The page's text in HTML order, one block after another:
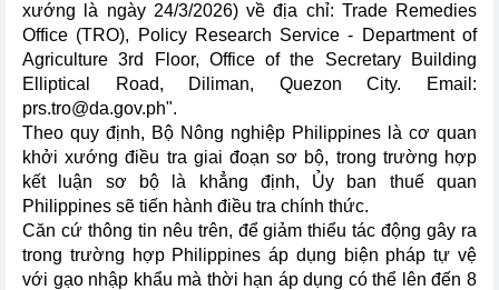
xướng là ngày 24/3/2026) về địa chỉ: Trade Remedies
Office (TRO), Policy Research Service - Department of
Agriculture 3rd Floor, Office of the Secretary Building
Elliptical Road, Diliman, Quezon City. Email:
prs.tro@da.gov.ph".
Theo quy định, Bộ Nông nghiệp Philippines là cơ quan
khởi xướng điều tra giai đoạn sơ bộ, trong trường hợp
kết luận sơ bộ là khẳng định, Ủy ban thuế quan
Philippines sẽ tiến hành điều tra chính thức.
Căn cứ thông tin nêu trên, để giảm thiểu tác động gây ra
trong trường hợp Philippines áp dụng biện pháp tự vệ
với gạo nhập khẩu mà thời hạn áp dụng có thể lên đến 8